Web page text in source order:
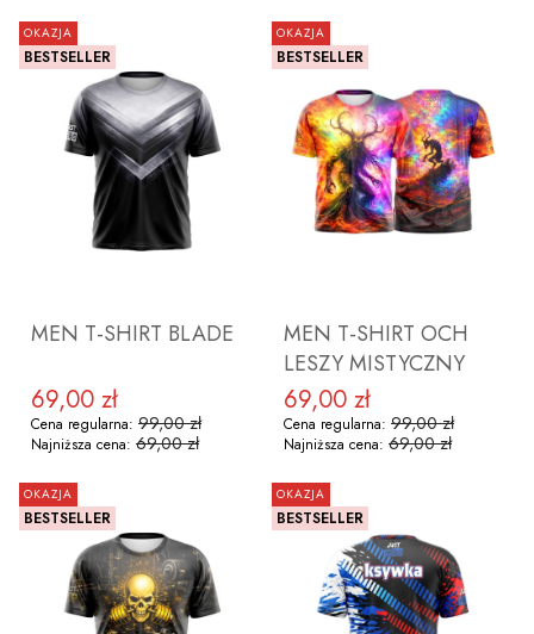
ZOBACZ PRODUKT ZOBACZ PRODUKT
OKAZJA
BESTSELLER
MEN T-SHIRT BLADE
Cena promocyjna
69,00 zł
Cena regularna: 99,00 zł
Najniższa cena: 69,00 zł
OKAZJA
BESTSELLER
MEN T-SHIRT OCH
LESZY MISTYCZNY
Cena promocyjna
69,00 zł
Cena regularna: 99,00 zł
Najniższa cena: 69,00 zł
OKAZJA
BESTSELLER
OKAZJA
BESTSELLER